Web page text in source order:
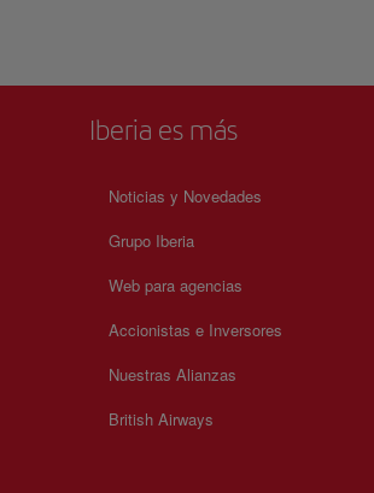
Iberia es más
Noticias y Novedades
Grupo Iberia
Web para agencias
Accionistas e Inversores
Nuestras Alianzas
British Airways